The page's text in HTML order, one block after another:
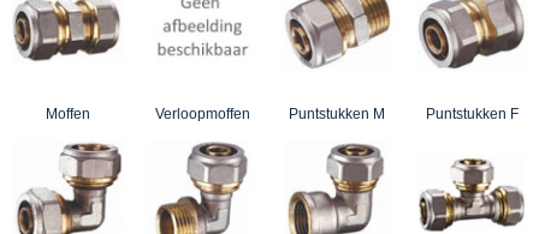
Moffen Verloopmoffen Puntstukken M Puntstukken F